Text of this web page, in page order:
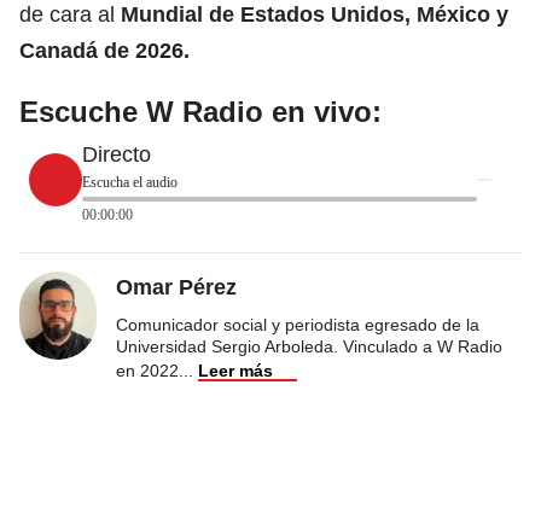
de cara al Mundial de Estados Unidos, México y
Canadá de 2026.
Escuche W Radio en vivo:
Directo
Escucha el audio
00:00:00
Omar Pérez
Comunicador social y periodista egresado de la
Universidad Sergio Arboleda. Vinculado a W Radio
en 2022
Leer más